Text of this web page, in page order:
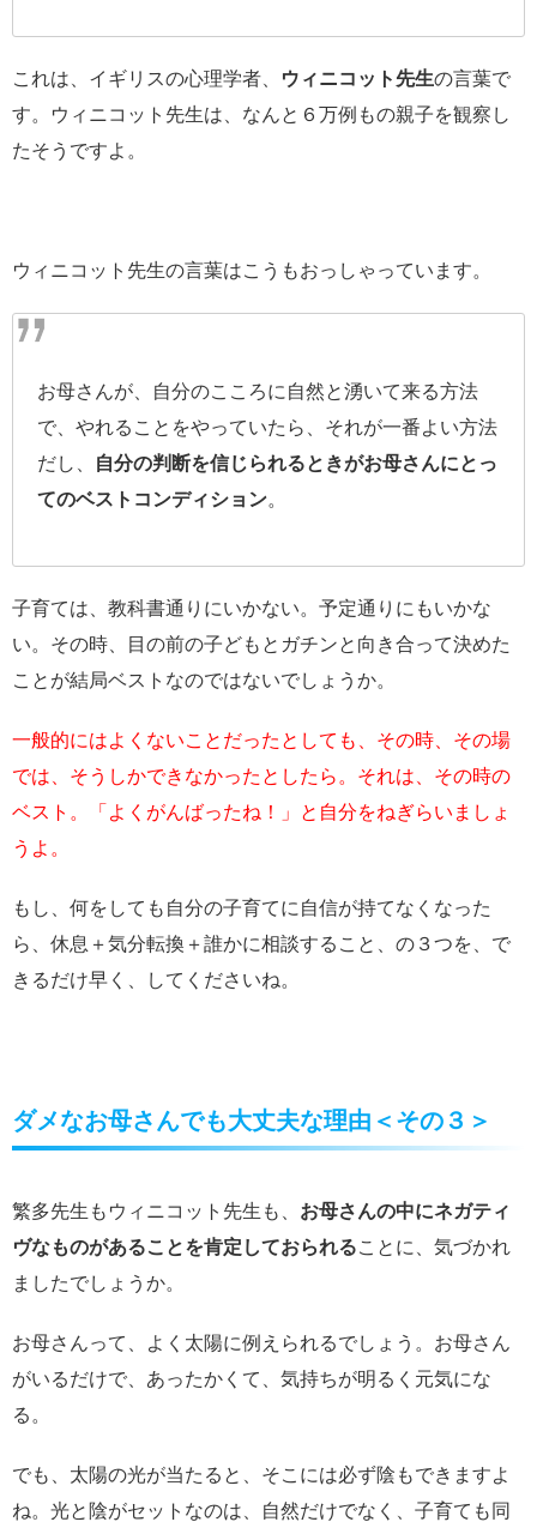
これは、イギリスの心理学者、 ウィニコット先生の言葉で
す。ウィニコット先生は、なんと６万例もの親子を観察し
たそうですよ。
ウィニコット先生の言葉はこうもおっしゃっています。
お母さんが、自分のこころに自然と湧いて来る方法
で、やれることをやっていたら、それが一番よい方法
だし、
自分の判断を信じられるときがお母さんにとっ
てのベストコンディション。
子育ては、教科書通りにいかない。予定通りにもいかな
い。その時、目の前の子どもとガチンと向き合って決めた
ことが結局ベストなのではないでしょうか。
一般的にはよくないことだったとしても、その時、その場
では、そうしかできなかったとしたら。それは、その時の
ベスト。「よくがんばったね！」と自分をねぎらいましょ
うよ。
もし、何をしても自分の子育てに自信が持てなくなった
ら、休息＋気分転換＋誰かに相談すること、の３つを、で
きるだけ早く、してくださいね。
ダメなお母さんでも大丈夫な理由＜その３＞
繁多先生もウィニコット先生も、 お母さんの中にネガティ
ヴなものがあることを肯定しておられることに、気づかれ
ましたでしょうか。
お母さんって、よく太陽に例えられるでしょう。お母さん
がいるだけで、あったかくて、気持ちが明るく元気にな
る。
でも、太陽の光が当たると、そこには必ず陰もできますよ
ね。光と陰がセットなのは、自然だけでなく、子育ても同